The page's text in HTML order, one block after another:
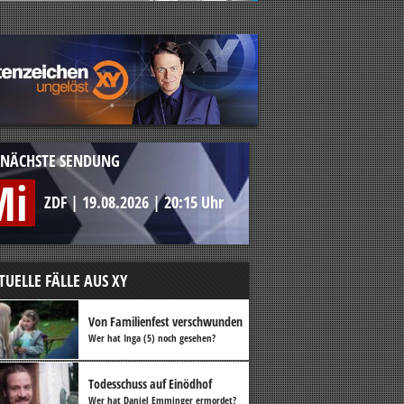
NÄCHSTE SENDUNG
ZDF| 19.08.2026 |20:15 Uhr
FÄLLE AUS XY
Von Familienfest verschwunden
Wer hat Inga (5) noch gesehen?
Todesschuss auf Einödhof
Wer hat Daniel Emminger ermordet?